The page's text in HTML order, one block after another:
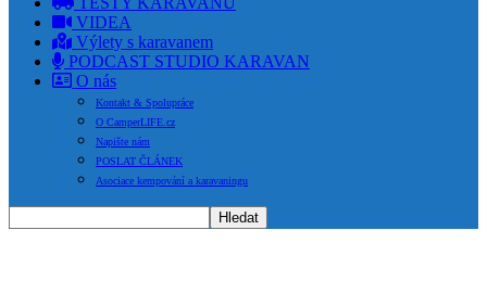
VIDEA
Výlety s karavanem
PODCAST STUDIO KARAVAN
O nás
Kontakt & Spolupráce
O CamperLIFE.cz
Napište nám
POSLAT ČLÁNEK
Asociace kempování a karavaningu